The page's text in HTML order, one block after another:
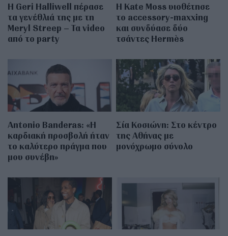
Η Geri Halliwell πέρασε
τα γενέθλιά της με τη
Meryl Streep – Τα video
από το party
Η Kate Moss υιοθέτησε
τo accessory-maxxing
και συνδύασε δύο
τσάντες Hermès
Antonio Banderas: «Η
καρδιακή προσβολή ήταν
το καλύτερο πράγμα που
μου συνέβη»
Σία Κοσιώνη: Στο κέντρο
της Αθήνας με
μονόχρωμο σύνολο